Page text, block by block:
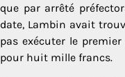
que par arrêté
date, Lambin avait
pas exécuter le
pour huit mille francs.